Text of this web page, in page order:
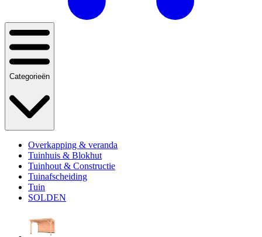
Categorieën
Overkapping & veranda
Tuinhuis & Blokhut
Tuinhout & Constructie
Tuinafscheiding
Tuin
SOLDEN